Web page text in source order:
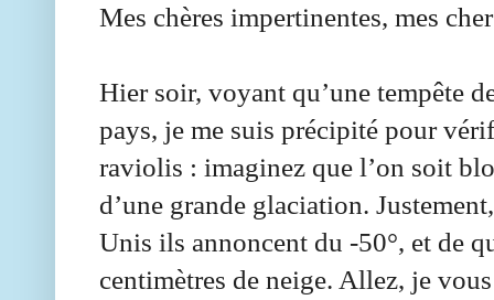
Mes chères impertinentes, mes
Hier soir, voyant qu’une tempête
pays, je me suis précipité pour
raviolis : imaginez que l’on soit
d’une grande glaciation.
Unis ils annoncent du -50°, et de
centimètres de neige. Allez, je